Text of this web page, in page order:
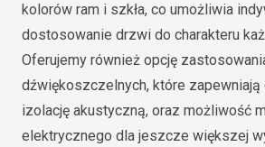
kolorów ram i szkła, co umożliwia
dostosowanie drzwi do charakteru
Oferujemy również opcję
dźwiękoszczelnych, które zapewniają
izolację akustyczną, oraz możliwość
elektrycznego dla jeszcze większej